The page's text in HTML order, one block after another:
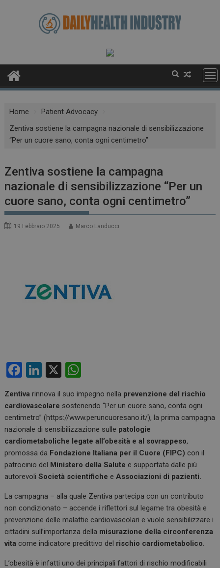
Home
Patient Advocacy
Zentiva sostiene la campagna nazionale di sensibilizzazione
“Per un cuore sano, conta ogni centimetro”
Zentiva sostiene la campagna
nazionale di sensibilizzazione “Per un
cuore sano, conta ogni centimetro”
19 Febbraio 2025 Marco Landucci
F
ce
b
o
o
k
Li
ke
dI
n
X
at
s
A
p
p
Zentiva rinnova il suo impegno nella prevenzione del rischio
cardiovascolare sostenendo “Per un cuore sano, conta ogni
centimetro” (https://www.peruncuoresano.it/), la prima campagna
nazionale di sensibilizzazione sulle patologie
cardiometaboliche legate all’obesità e al sovrappeso,
promossa da Fondazione Italiana per il Cuore (FIPC) con il
patrocinio del Ministero della Salute e supportata dalle più
autorevoliSocietà scientifiche eAssociazioni di pazienti.
La campagna – alla quale Zentiva partecipa con un contributo
non condizionato – accende i riflettori sul legame tra obesità e
prevenzione delle malattie cardiovascolari e vuole sensibilizzare i
cittadini sull’importanza della misurazione della circonferenza
vita come indicatore predittivo del rischio cardiometabolico.
L’obesità è infatti uno dei principali fattori di rischio modificabili